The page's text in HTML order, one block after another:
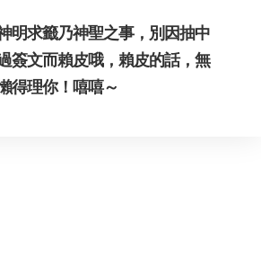
明求籤乃神聖之事，別因抽中
簽文而賴皮哦，賴皮的話，無
得理你！嘻嘻～